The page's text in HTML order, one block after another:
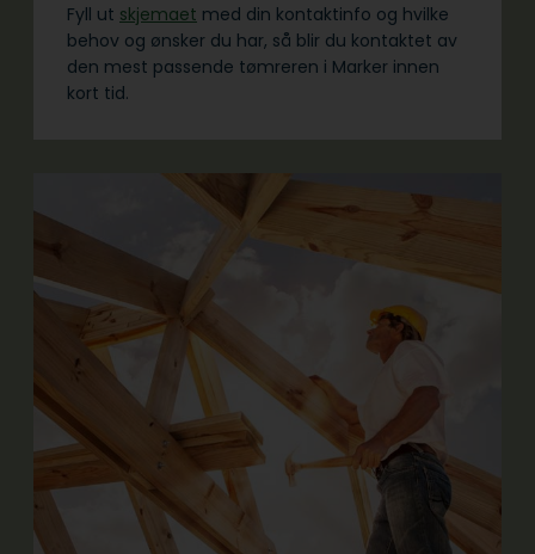
Fyll ut skjemaet med din kontaktinfo og hvilke
behov og ønsker du har, så blir du kontaktet av
den mest passende tømreren i Marker innen
kort tid.